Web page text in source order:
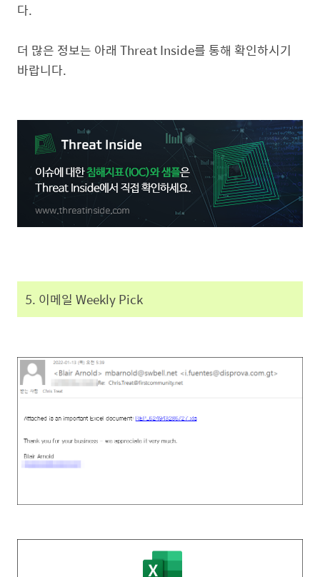
다.
더 많은 정보는 아래 Threat Inside를 통해 확인하시기
바랍니다.
5. 이메일 Weekly Pick